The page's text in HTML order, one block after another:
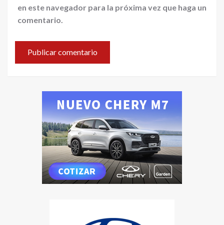
en este navegador para la próxima vez que haga un
comentario.